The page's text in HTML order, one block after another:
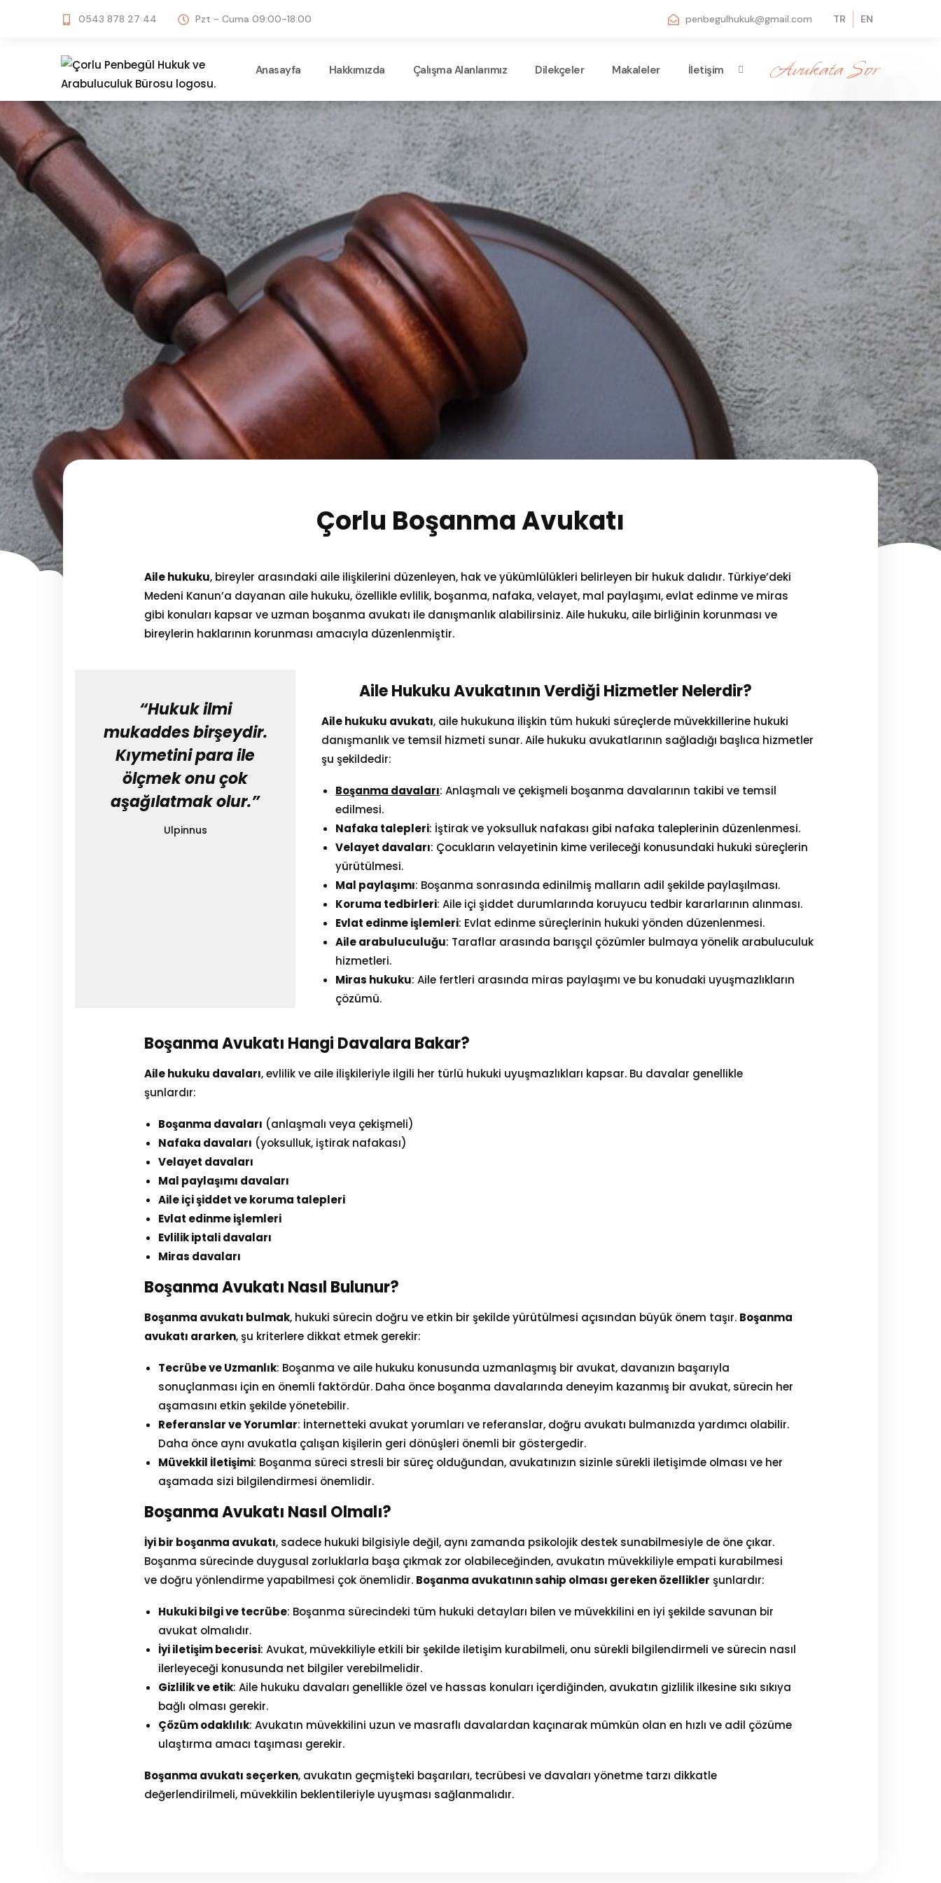
0543 878 27 44 Pzt - Cuma 09:00-18:00 penbegulhukuk@gmail.com TR EN
Anasayfa Hakkımızda Çalışma Alanlarımız Dilekçeler Makaleler İletişim Avukata Sor
Çorlu Boşanma Avukatı
Aile hukuku, bireyler arasındaki aile ilişkilerini düzenleyen, hak ve yükümlülükleri belirleyen bir hukuk dalıdır. Türkiye’deki
Medeni Kanun’a dayanan aile hukuku, özellikle evlilik, boşanma, nafaka, velayet, mal paylaşımı, evlat edinme ve miras
gibi konuları kapsar ve uzman boşanma avukatı ile danışmanlık alabilirsiniz. Aile hukuku, aile birliğinin korunması ve
bireylerin haklarının korunması amacıyla düzenlenmiştir.
“Hukuk ilmi
mukaddes birşeydir.
Kıymetini para ile
ölçmek onu çok
aşağılatmak olur.”
Ulpinnus
Aile Hukuku Avukatının Verdiği Hizmetler Nelerdir?
Aile hukuku avukatı, aile hukukuna ilişkin tüm hukuki süreçlerde müvekkillerine hukuki
danışmanlık ve temsil hizmeti sunar. Aile hukuku avukatlarının sağladığı başlıca hizmetler
şu şekildedir:
Boşanma davaları: Anlaşmalı ve çekişmeli boşanma davalarının takibi ve temsil
edilmesi.
Nafaka talepleri: İştirak ve yoksulluk nafakası gibi nafaka taleplerinin düzenlenmesi.
Velayet davaları: Çocukların velayetinin kime verileceği konusundaki hukuki süreçlerin
yürütülmesi.
Mal paylaşımı: Boşanma sonrasında edinilmiş malların adil şekilde paylaşılması.
Koruma tedbirleri: Aile içi şiddet durumlarında koruyucu tedbir kararlarının alınması.
Evlat edinme işlemleri: Evlat edinme süreçlerinin hukuki yönden düzenlenmesi.
Aile arabuluculuğu: Taraflar arasında barışçıl çözümler bulmaya yönelik arabuluculuk
hizmetleri.
Miras hukuku: Aile fertleri arasında miras paylaşımı ve bu konudaki uyuşmazlıkların
çözümü.
Boşanma Avukatı Hangi Davalara Bakar?
Aile hukuku davaları, evlilik ve aile ilişkileriyle ilgili her türlü hukuki uyuşmazlıkları kapsar. Bu davalar genellikle
şunlardır:
Boşanma davaları (anlaşmalı veya çekişmeli)
Nafaka davaları (yoksulluk, iştirak nafakası)
Velayet davaları
Mal paylaşımı davaları
Aile içi şiddet ve koruma talepleri
Evlat edinme işlemleri
Evlilik iptali davaları
Miras davaları
Boşanma Avukatı Nasıl Bulunur?
Boşanma avukatı bulmak, hukuki sürecin doğru ve etkin bir şekilde yürütülmesi açısından büyük önem taşır. Boşanma
avukatı ararken, şu kriterlere dikkat etmek gerekir:
Tecrübe ve Uzmanlık: Boşanma ve aile hukuku konusunda uzmanlaşmış bir avukat, davanızın başarıyla
sonuçlanması için en önemli faktördür. Daha önce boşanma davalarında deneyim kazanmış bir avukat, sürecin her
aşamasını etkin şekilde yönetebilir.
Referanslar ve Yorumlar: İnternetteki avukat yorumları ve referanslar, doğru avukatı bulmanızda yardımcı olabilir.
Daha önce aynı avukatla çalışan kişilerin geri dönüşleri önemli bir göstergedir.
Müvekkil İletişimi: Boşanma süreci stresli bir süreç olduğundan, avukatınızın sizinle sürekli iletişimde olması ve her
aşamada sizi bilgilendirmesi önemlidir.
Boşanma Avukatı Nasıl Olmalı?
İyi bir boşanma avukatı, sadece hukuki bilgisiyle değil, aynı zamanda psikolojik destek sunabilmesiyle de öne çıkar.
Boşanma sürecinde duygusal zorluklarla başa çıkmak zor olabileceğinden, avukatın müvekkiliyle empati kurabilmesi
ve doğru yönlendirme yapabilmesi çok önemlidir. Boşanma avukatının sahip olması gereken özellikler şunlardır:
Hukuki bilgi ve tecrübe: Boşanma sürecindeki tüm hukuki detayları bilen ve müvekkilini en iyi şekilde savunan bir
avukat olmalıdır.
İyi iletişim becerisi: Avukat, müvekkiliyle etkili bir şekilde iletişim kurabilmeli, onu sürekli bilgilendirmeli ve sürecin nasıl
ilerleyeceği konusunda net bilgiler verebilmelidir.
Gizlilik ve etik: Aile hukuku davaları genellikle özel ve hassas konuları içerdiğinden, avukatın gizlilik ilkesine sıkı sıkıya
bağlı olması gerekir.
Çözüm odaklılık: Avukatın müvekkilini uzun ve masraflı davalardan kaçınarak mümkün olan en hızlı ve adil çözüme
ulaştırma amacı taşıması gerekir.
Boşanma avukatı seçerken, avukatın geçmişteki başarıları, tecrübesi ve davaları yönetme tarzı dikkatle
değerlendirilmeli, müvekkilin beklentileriyle uyuşması sağlanmalıdır.
Home
Services
About Us
Our Team